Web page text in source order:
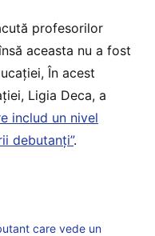
profesorilor
aceasta nu a fost
În acest
Ligia Deca, a
includ un nivel
debutanți”.
care vede un